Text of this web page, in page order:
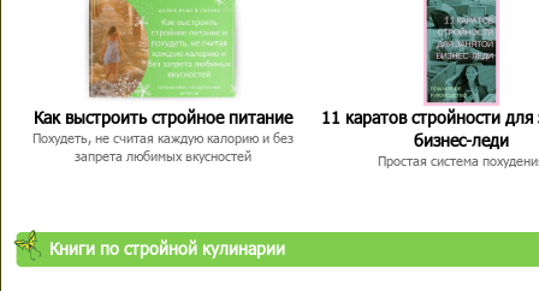
Как выстроить стройное питание
Похудеть, не считая каждую калорию и без
запрета любимых вкусностей
11 каратов стройности для
бизнес-леди
Простая система
Книги по стройной кулинарии